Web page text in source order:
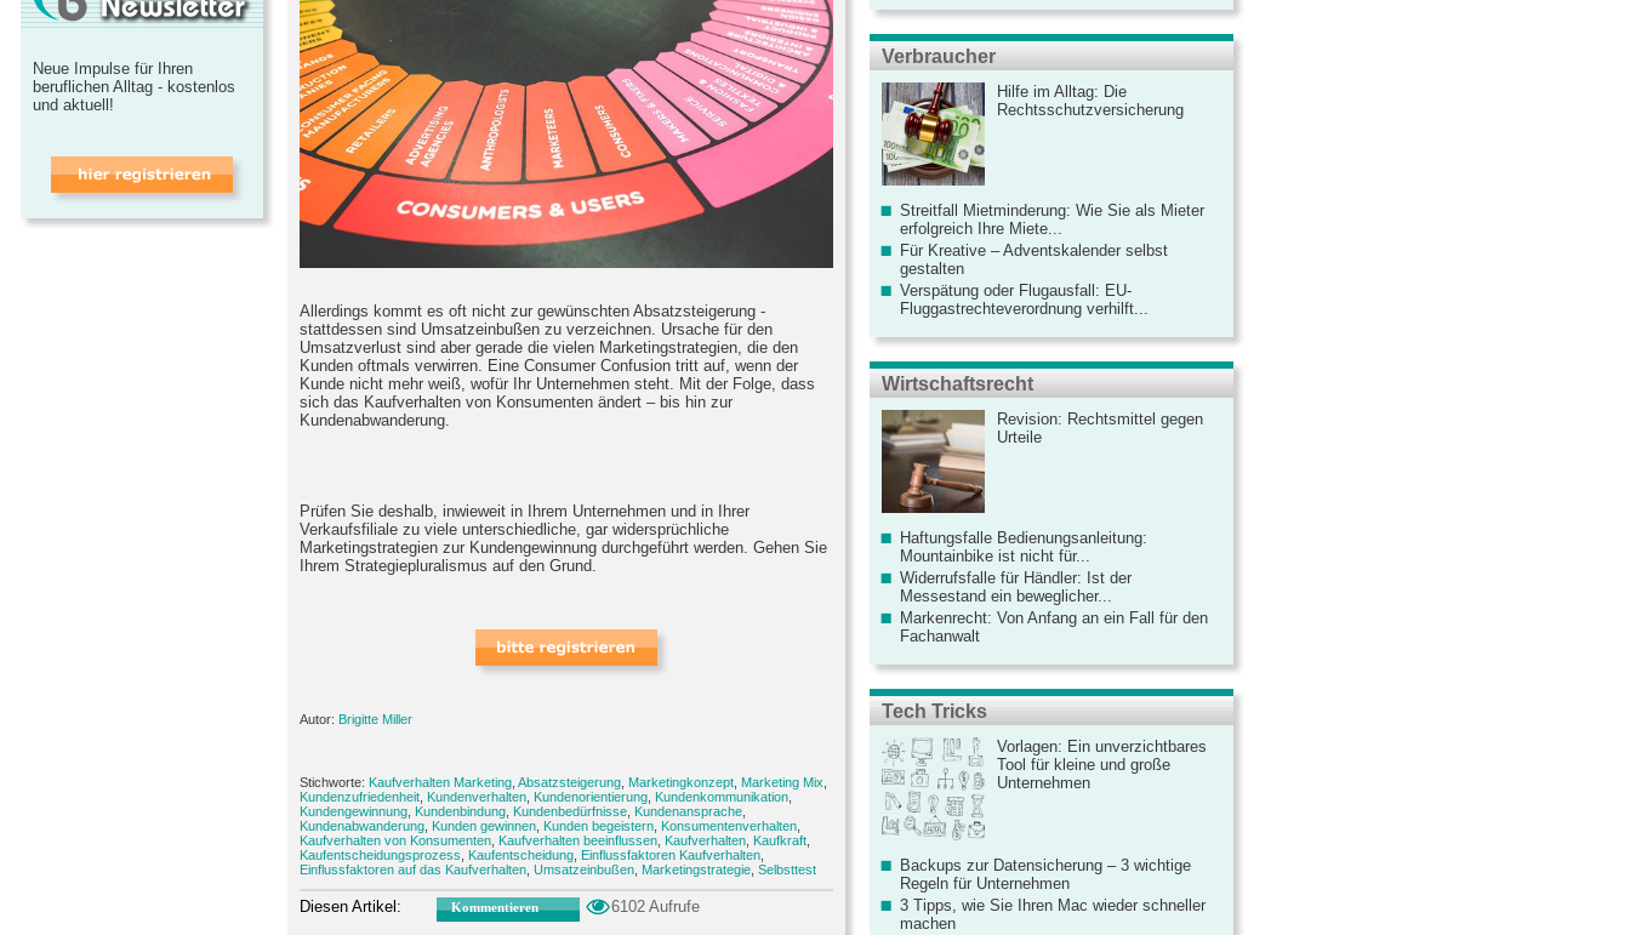
Allerdings kommt es oft nicht zur gewünschten Absatzsteigerung -
stattdessen sind Umsatzeinbußen zu verzeichnen. Ursache für den
Umsatzverlust sind aber gerade die vielen Marketingstrategien, die den
Kunden oftmals verwirren. Eine Consumer Confusion tritt auf, wenn der
Kunde nicht mehr weiß, wofür Ihr Unternehmen steht. Mit der Folge, dass
sich das Kaufverhalten von Konsumenten ändert – bis hin zur
Kundenabwanderung.
Prüfen Sie deshalb, inwieweit in Ihrem Unternehmen und in Ihrer
Verkaufsfiliale zu viele unterschiedliche, gar widersprüchliche
Marketingstrategien zur Kundengewinnung durchgeführt werden. Gehen Sie
Ihrem Strategiepluralismus auf den Grund.
Autor: Brigitte Miller
Stichworte: Kaufverhalten Marketing Absatzsteigerung Marketingkonzept Marketing Mix
Kundenzufriedenheit
Kundenverhalten Kundenorientierung Kundenkommunikation
Kundengewinnung
Kundenbindung Kundenbedürfnisse Kundenansprache
Kundenabwanderung
Kunden gewinnen Kunden begeistern Konsumentenverhalten
Kaufverhalten von Konsumenten
Kaufverhalten beeinflussen Kaufverhalten Kaufkraft
Kaufentscheidungsprozess
Kaufentscheidung Einflussfaktoren Kaufverhalten
Einflussfaktoren auf das Kaufverhalten Umsatzeinbußen Marketingstrategie Selbsttest
Diesen Artikel: Kommentieren 6102 Aufrufe
Neue Impulse für Ihren
beruflichen Alltag - kostenlos
und aktuell!
Verbraucher
Hilfe im Alltag: Die
Rechtsschutzversicherung
Streitfall Mietminderung: Wie Sie als Mieter
erfolgreich Ihre Miete...
Für Kreative – Adventskalender selbst
gestalten
Verspätung oder Flugausfall: EU-
Fluggastrechteverordnung verhilft...
Wirtschaftsrecht
Revision: Rechtsmittel gegen
Urteile
Haftungsfalle Bedienungsanleitung:
Mountainbike ist nicht für...
Widerrufsfalle für Händler: Ist der
Messestand ein beweglicher...
Markenrecht: Von Anfang an ein Fall für den
Fachanwalt
Tech Tricks
Vorlagen: Ein unverzichtbares
Tool für kleine und große
Unternehmen
Backups zur Datensicherung – 3 wichtige
Regeln für Unternehmen
3 Tipps, wie Sie Ihren Mac wieder schneller
machen